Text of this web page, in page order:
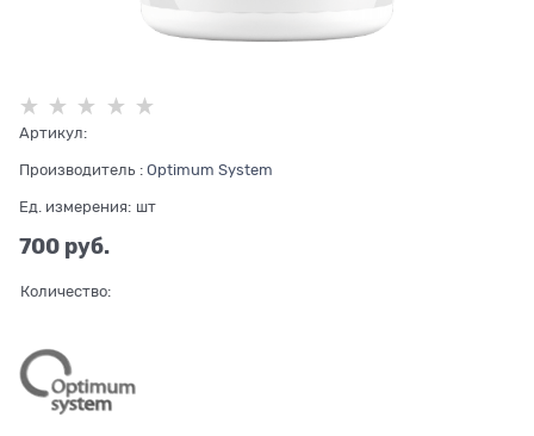
Артикул:
Производитель : Optimum System
Ед. измерения: шт
700 руб.
Количество: